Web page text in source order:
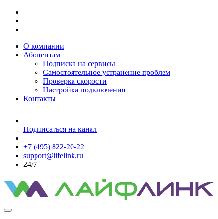
О компании
Абонентам
Подписка на сервисы
Самостоятельное устранение проблем
Проверка скорости
Настройка подключения
Контакты
Подписаться на канал
+7 (495) 822-20-22
support@lifelink.ru
24/7